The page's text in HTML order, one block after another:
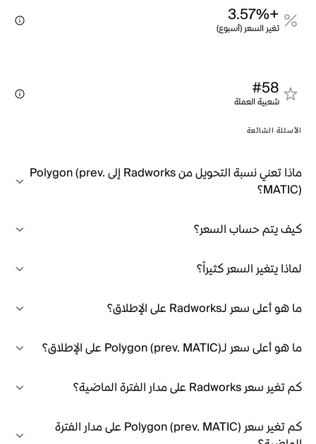
+3.57%
تغير السعر (أسبوع)
#58
شعبية العملة
الأسئلة الشائعة
ماذا تعني نسبة التحويل من Radworks إلى Polygon (prev.
MATIC)؟
كيف يتم حساب السعر؟
لماذا يتغير السعر كثيراً؟
ما هو أعلى سعر لـRadworks على الإطلاق؟
ما هو أعلى سعر لـPolygon (prev. MATIC) على الإطلاق؟
كم تغير سعر Radworks على مدار الفترة الماضية؟
كم تغير سعر Polygon (prev. MATIC) على مدار الفترة